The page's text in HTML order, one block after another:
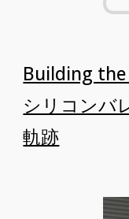
Building the
シリコンバ
軌跡